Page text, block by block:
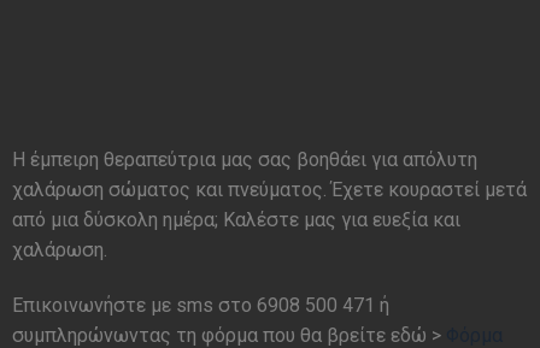
Η έμπειρη θεραπεύτρια μας σας βοηθάει για απόλυτη
χαλάρωση σώματος και πνεύματος. Έχετε κουραστεί μετά
από μια δύσκολη ημέρα; Καλέστε μας για ευεξία και
χαλάρωση.
Επικοινωνήστε με sms στο 6908 500 471 ή
συμπληρώνωντας τη φόρμα που θα βρείτε εδώ >